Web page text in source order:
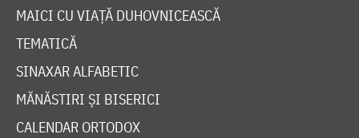
MAICI CU VIAȚĂ DUHOVNICEASCĂ
TEMATICĂ
SINAXAR ALFABETIC
MĂNĂSTIRI ȘI BISERICI
CALENDAR ORTODOX